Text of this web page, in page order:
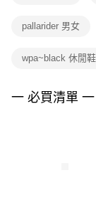
３．未成年的使用
任。
請求用戶進行身份認
５．嚴禁一人註冊
pallarider 男女
wpa~black 休閒鞋
一 必買清單 一